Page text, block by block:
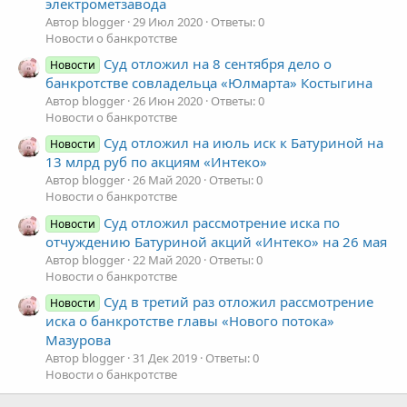
Автор blogger 29 Июл 2020 Ответы: 0
Новости о банкротстве
Новости
Суд отложил на 8 сентября дело о
банкротстве совладельца «Юлмарта» Костыгина
Автор blogger 26 Июн 2020 Ответы: 0
Новости о банкротстве
Новости
Суд отложил на июль иск к Батуриной на
13 млрд руб по акциям «Интеко»
Автор blogger 26 Май 2020 Ответы: 0
Новости о банкротстве
Новости
Суд отложил рассмотрение иска по
отчуждению Батуриной акций «Интеко» на 26 мая
Автор blogger 22 Май 2020 Ответы: 0
Новости о банкротстве
Новости
Суд в третий раз отложил рассмотрение
иска о банкротстве главы «Нового потока»
Мазурова
Автор blogger 31 Дек 2019 Ответы: 0
Новости о банкротстве